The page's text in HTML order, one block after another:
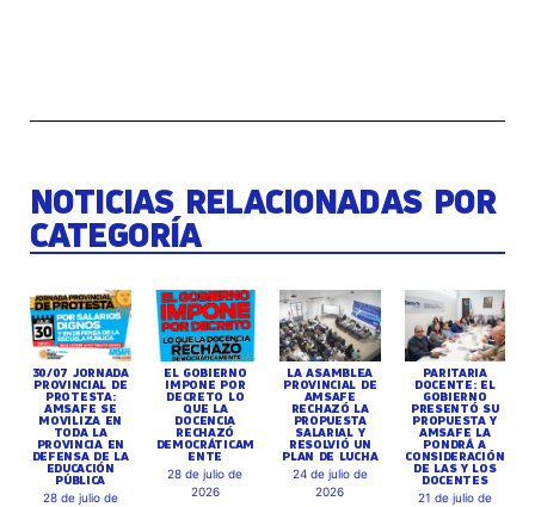
NOTICIAS RELACIONADAS POR
CATEGORÍA
30/07 JORNADA
PROVINCIAL DE
PROTESTA:
AMSAFE SE
MOVILIZA EN
TODA LA
PROVINCIA EN
DEFENSA DE LA
EDUCACIÓN
PÚBLICA
28 de julio de
EL GOBIERNO
IMPONE POR
DECRETO LO
QUE LA
DOCENCIA
RECHAZÓ
DEMOCRÁTICAM
ENTE
28 de julio de
2026
LA ASAMBLEA
PROVINCIAL DE
AMSAFE
RECHAZÓ LA
PROPUESTA
SALARIAL Y
RESOLVIÓ UN
PLAN DE LUCHA
24 de julio de
2026
PARITARIA
DOCENTE: EL
GOBIERNO
PRESENTÓ SU
PROPUESTA Y
AMSAFE LA
PONDRÁ A
CONSIDERACIÓN
DE LAS Y LOS
DOCENTES
21 de julio de